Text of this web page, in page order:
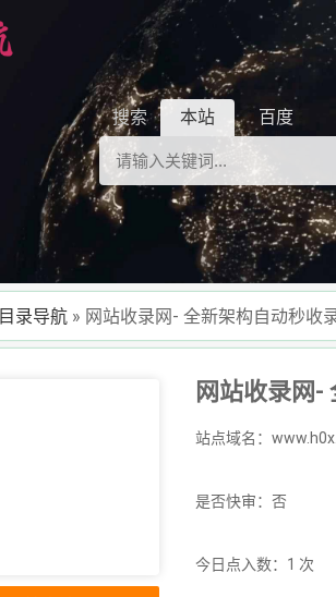
搜索 本站 百度
目录导航 » 网站收录网- 全新架构自动秒收
站点域名：
是否快审：否
今日点入数：1 次